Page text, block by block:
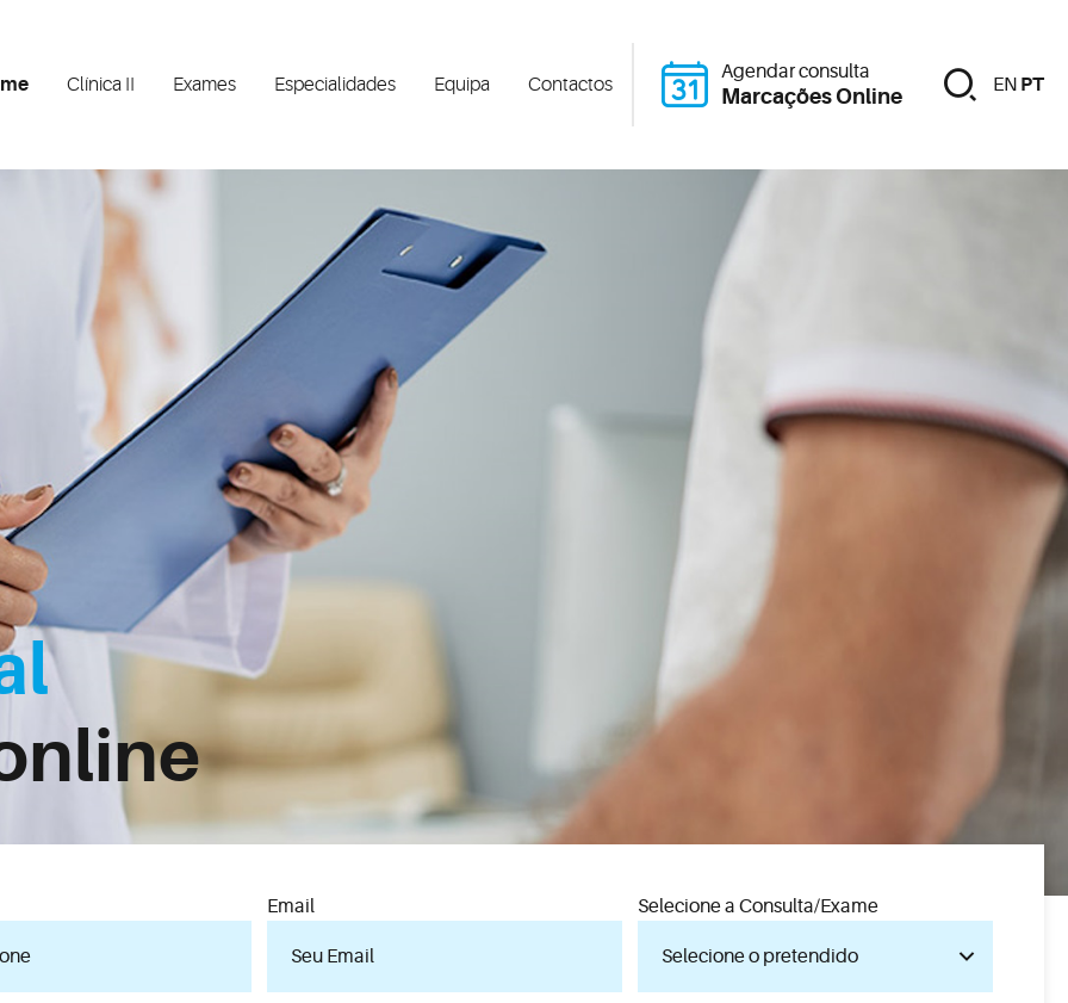
Clínica II Exames Especialidades Equipa Contactos
Agendar consulta
Marcações Online EN PT
Email Selecione a Consulta/Exame